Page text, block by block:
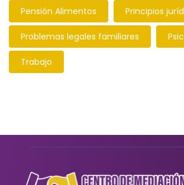
Pensión Alimentos Principios
Problemas legales familiares
Trabajo